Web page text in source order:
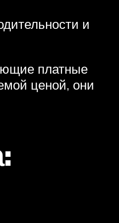
и
платные
ценой, они